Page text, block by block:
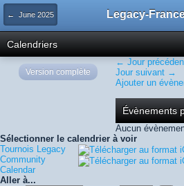
← June 2025
Calendriers
← Jour
Jour suivant →
Ajouter un
Évènements
Aucun
Sélectionner le calendrier à voir
Tournois Legacy
Community
Calendar
Aller à...
Version complète